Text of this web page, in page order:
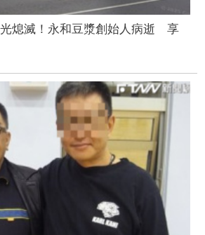
熄滅！永和豆漿創始人病逝 享